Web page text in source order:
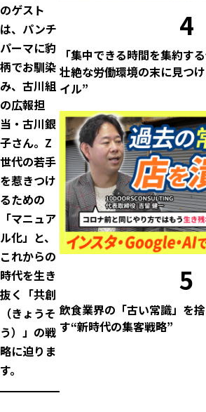
のゲスト
は、パンチ
パーマに豹
柄でお馴染
み、古川組
の広報担
当・古川銀
子さん。Z
世代の若手
を惹きつけ
るための
「マニュア
ル化」と、
これからの
時代を生き
抜く「共創
（きょうそ
う）」の戦
略に迫りま
す。
4
「集中できる時間を集約す
壮絶な労働環境の末に見つ
イル”
5
飲食業界の「古い常識」を
す“新時代の集客戦略”